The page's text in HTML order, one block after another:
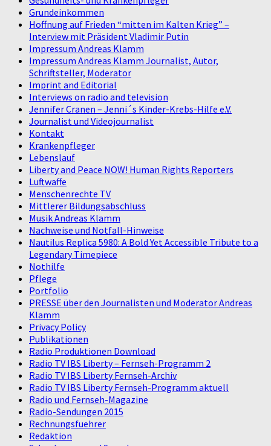
Grundeinkommen
Hoffnung auf Frieden “mitten im Kalten Krieg” –
Interview mit Präsident Vladimir Putin
Impressum Andreas Klamm
Impressum Andreas Klamm Journalist, Autor,
Schriftsteller, Moderator
Imprint and Editorial
Interviews on radio and television
Jennifer Cranen – Jenni´s Kinder-Krebs-Hilfe e.V.
Journalist und Videojournalist
Kontakt
Krankenpfleger
Lebenslauf
Liberty and Peace NOW! Human Rights Reporters
Luftwaffe
Menschenrechte TV
Mittlerer Bildungsabschluss
Musik Andreas Klamm
Nachweise und Notfall-Hinweise
Nautilus Replica 5980: A Bold Yet Accessible Tribute to a
Legendary Timepiece
Nothilfe
Pflege
Portfolio
PRESSE über den Journalisten und Moderator Andreas
Klamm
Privacy Policy
Publikationen
Radio Produktionen Download
Radio TV IBS Liberty – Fernseh-Programm 2
Radio TV IBS Liberty Fernseh-Archiv
Radio TV IBS Liberty Fernseh-Programm aktuell
Radio und Fernseh-Magazine
Radio-Sendungen 2015
Rechnungsfuehrer
Redaktion